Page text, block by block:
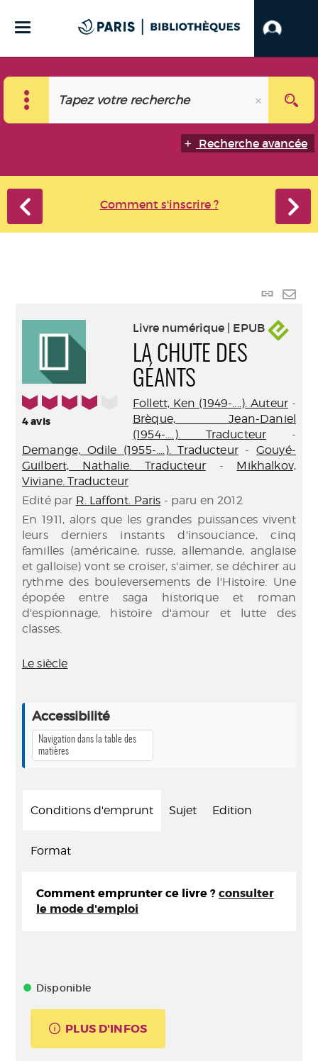
Recherche avancée
Comment s'inscrire ?
Lien
4/5
4avis
Livre numérique | EPUB
LA CHUTE DES
GÉANTS
Follett, Ken (1949-....). Auteur -
Brèque, Jean-Daniel
(1954-....). Traducteur -
Demange, Odile (1955-....). Traducteur-Gouyé-
Guilbert, Nathalie. Traducteur- Mikhalkov,
Viviane. Traducteur
Edité par R. Laffont. Paris - paru en 2012
En 1911, alors que les grandes puissances vivent
leurs derniers instants d'insouciance, cinq
familles (américaine, russe, allemande, anglaise
et galloise) vont se croiser, s'aimer, se déchirer au
rythme des bouleversements de l'Histoire. Une
épopée entre saga historique et roman
d'espionnage, histoire d'amour et lutte des
classes.
Le siècle
Accessibilité
Navigation dans la table des
matières
Conditions d'emprunt Sujet Edition
Format
Comment emprunter ce livre ? consulter
le mode d'emploi
Disponible
PLUS D'INFOS